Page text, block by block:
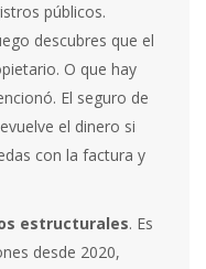
públicos.
descubres que el
O que hay
El seguro de
el dinero si
con la factura y
estructurales. Es
desde 2020,